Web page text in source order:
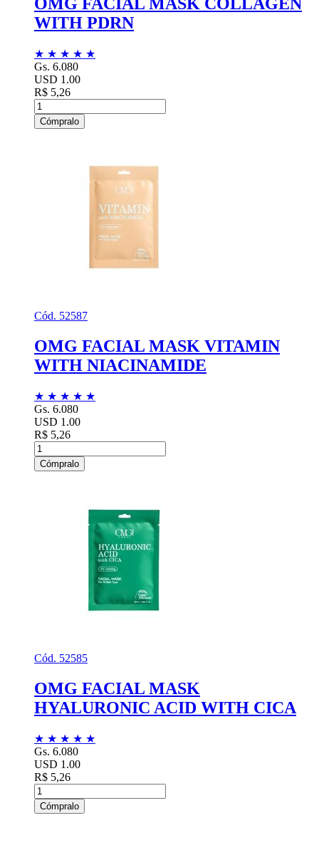
WITH PDRN
★ ★ ★ ★ ★
Gs. 6.080
USD 1.00
R$ 5,26
Cómpralo
Cód. 52587
OMG FACIAL MASK VITAMIN
WITH NIACINAMIDE
★ ★ ★ ★ ★
Gs. 6.080
USD 1.00
R$ 5,26
Cómpralo
Cód. 52585
OMG FACIAL MASK
HYALURONIC ACID WITH CICA
★ ★ ★ ★ ★
Gs. 6.080
USD 1.00
R$ 5,26
Cómpralo